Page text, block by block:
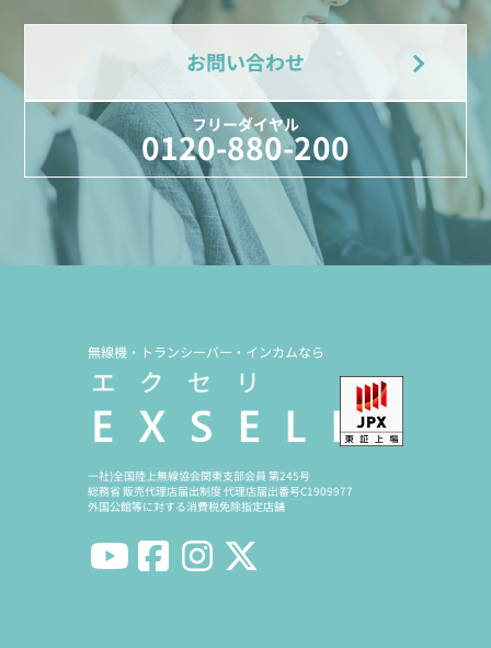
お問い合わせ
フリーダイヤル
0120-880-200
無線機・トランシーバー・インカムなら
一社)全国陸上無線協会関東支部会員 第245号
総務省 販売代理店届出制度 代理店届出番号C1909977
外国公館等に対する消費税免除指定店舗